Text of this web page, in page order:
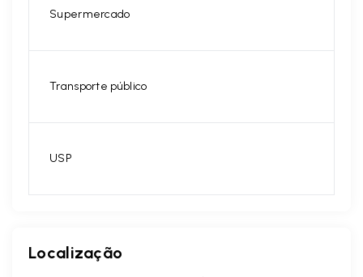
Supermercado
Transporte público
USP
Localização